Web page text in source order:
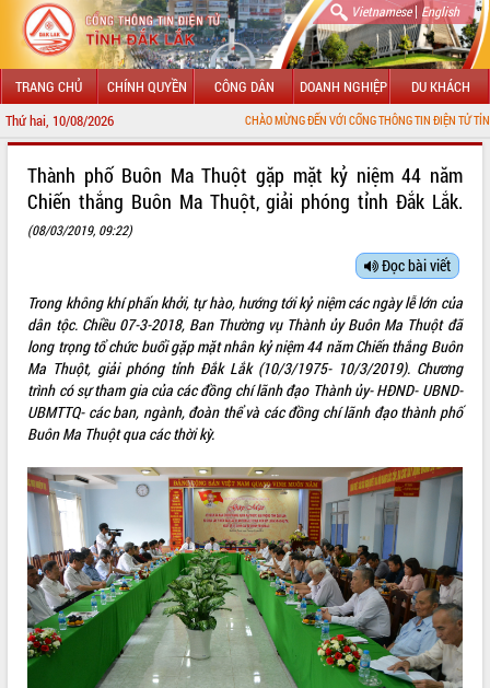
Vietnamese| English
TRANG CHỦ CHÍNH QUYỀN CÔNG DÂN DOANH NGHIỆP DU KHÁCH
Thứ hai, 10/08/2026 CHÀO MỪNG ĐẾN VỚI CỔNG THÔNG TIN ĐIỆN TỬ TỈNH ĐẮK LẮK
LÃNH ĐẠO UBND TỈNH
SỞ, BAN, NGÀNH
UBND CÁC XÃ, PHƯỜNG
THÔNG TIN CHỈ ĐẠO ĐIỀU HÀNH
HỆ THỐNG VĂN BẢN
VĂN BẢN HĐND TỈNH
ĐIỂM TIN VĂN BẢN
QUY HOẠCH - KẾ HOẠCH
Thành phố Buôn Ma Thuột gặp mặt kỷ niệm 44 năm
Chiến thắng Buôn Ma Thuột, giải phóng tỉnh Đắk Lắk.
(08/03/2019, 09:22)
Đọc bài viết
Trong không khí phấn khởi, tự hào, hướng tới kỷ niệm các ngày lễ lớn của
dân tộc. Chiều 07-3-2018, Ban Thường vụ Thành ủy Buôn Ma Thuột đã
long trọng tổ chức buổi gặp mặt nhân kỷ niệm 44 năm Chiến thắng Buôn
Ma Thuột, giải phóng tỉnh Đắk Lắk (10/3/1975- 10/3/2019). Chương
trình có sự tham gia của các đồng chí lãnh đạo Thành ủy- HĐND- UBND-
UBMTTQ- các ban, ngành, đoàn thể và các đồng chí lãnh đạo thành phố
Buôn Ma Thuột qua các thời kỳ.